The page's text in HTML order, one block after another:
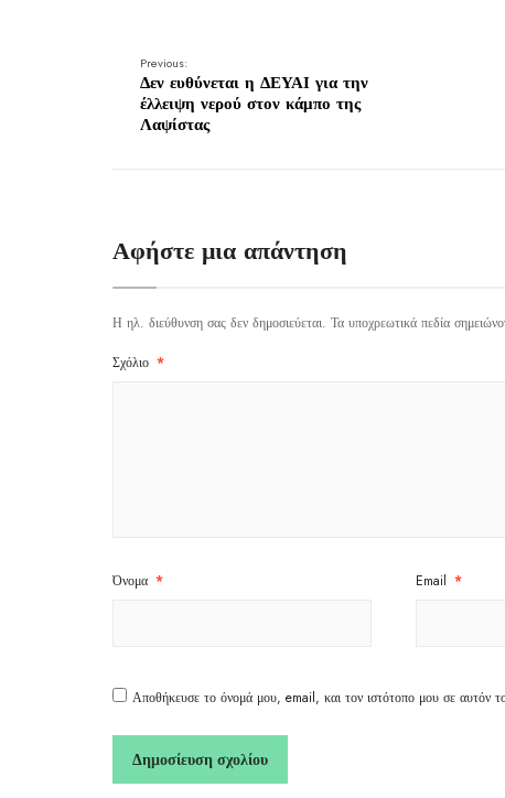
Previous:
Δεν ευθύνεται η ΔΕΥΑΙ για την
έλλειψη νερού στον κάμπο της
Λαψίστας
Αφήστε μια απάντηση
Η ηλ. διεύθυνση σας δεν δημοσιεύεται. Τα υποχρεωτικά πεδία
Σχόλιο *
Όνομα * Email *
Αποθήκευσε το όνομά μου, email, και τον ιστότοπο μου σε αυτόν